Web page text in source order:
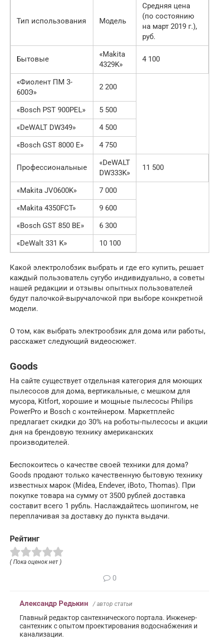
Тип использования Модель
Средняя цена
(по состоянию
на март 2019 г.),
руб.
Бытовые
«Makita
4329K»
4 100
«Фиолент ПМ 3-
600Э»
2 200
«Bosch PST 900PEL»
5 500
«DeWALT DW349»
4 500
«Bosch GST 8000 E»
4 750
Профессиональные
«DeWALT
DW333K»
11 500
«Makita JV0600K»
7 000
«Makita 4350FCT»
9 600
«Bosch GST 850 BE»
6 300
«DeWalt 331 K»
10 100
Какой электролобзик выбрать и где его купить, решает
каждый пользователь сугубо индивидуально, а советы
нашей редакции и отзывы опытных пользователей
будут палочкой-выручалочкой при выборе конкретной
модели.
О том, как выбрать электрообзик для дома или работы,
расскажет следующий видеосюжет.
Goods
На сайте существует отдельная категория для моющих
пылесосов для дома, вертикальные, с мешком для
мусора, Kitfort, хорошие и мощные пылесосы Philips
PowerPro и Bosch с контейнером. Маркетплейс
предлагает скидки до 30% на роботы-пылесосы и акции
дня на брендовую технику американских
производителей.
Беспокоитесь о качестве своей техники для дома?
Goods продают только качественную бытовую технику
известных марок (Midea, Endever, iBoto, Thomas). При
покупке товара на сумму от 3500 рублей доставка
составит всего 1 рубль. Наслаждайтесь шопингом, не
переплачивая за доставку до пункта выдачи.
Рейтинг
( Пока оценок нет )
0
Александр Редькин / автор статьи
Главный редактор сантехнического портала. Инженер-
сантехник с опытом проектирования водоснабжения и
канализации.